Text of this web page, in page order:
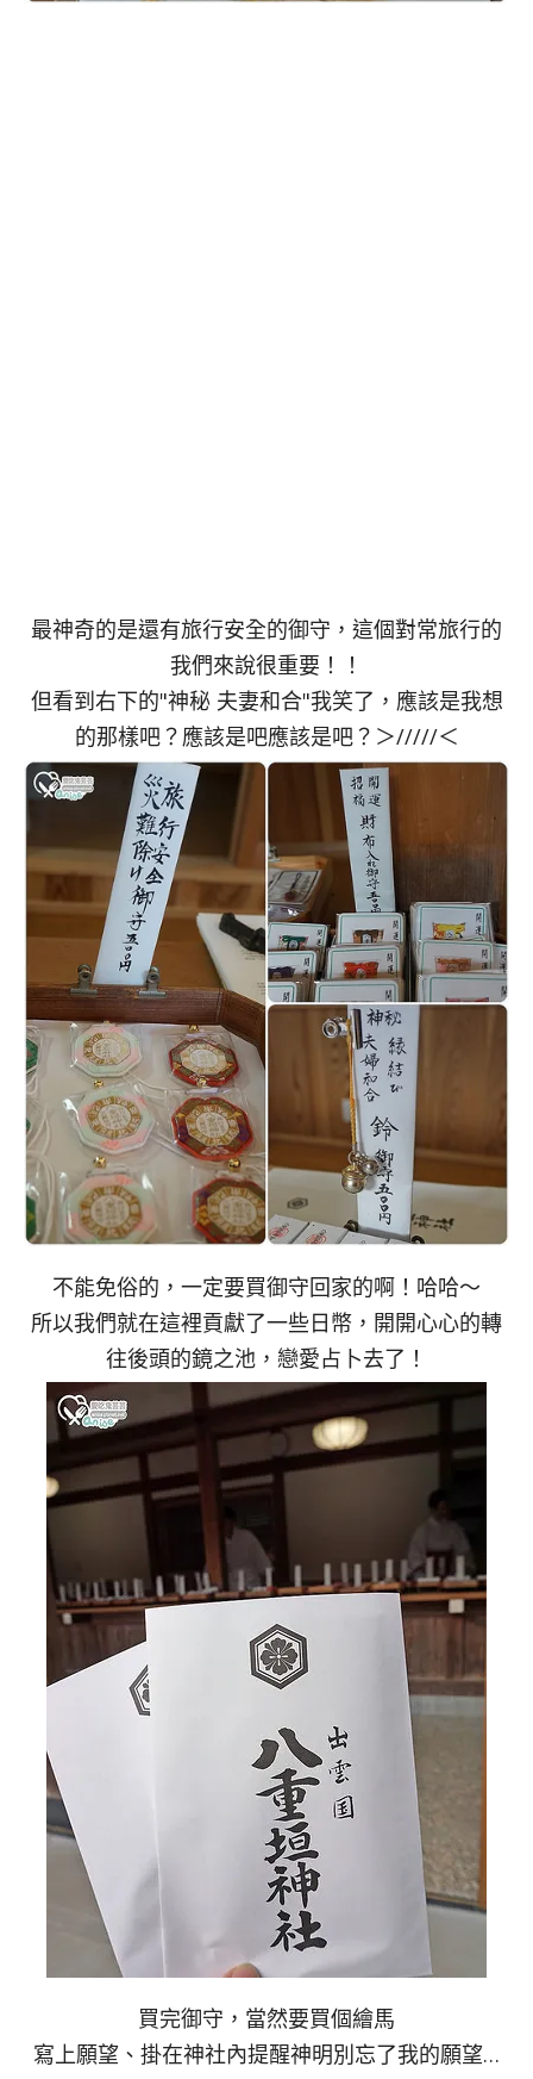
最神奇的是還有旅行安全的御守，這個對常旅行的
我們來說很重要！！
但看到右下的"神秘 夫妻和合"我笑了，應該是我想
的那樣吧？應該是吧應該是吧？＞/////＜
不能免俗的，一定要買御守回家的啊！哈哈～
所以我們就在這裡貢獻了一些日幣，開開心心的轉
往後頭的鏡之池，戀愛占卜去了！
買完御守，當然要買個繪馬
寫上願望、掛在神社內提醒神明別忘了我的願望…